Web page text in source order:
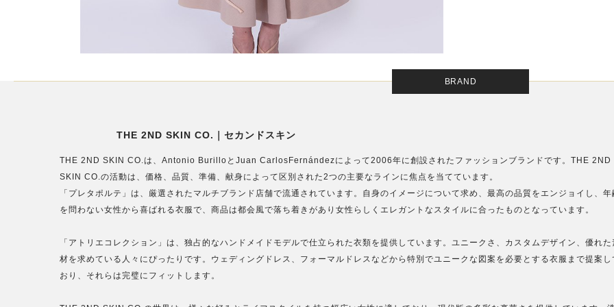
BRAND
THE 2ND SKIN CO.｜セカンドスキン
THE 2ND SKIN CO.は、Antonio BurilloとJuan CarlosFernándezによって2006年に創設されたファッションブランドです。THE 2ND
SKIN CO.の活動は、価格、品質、準備、献身によって区別された2つの主要なラインに焦点を当てています。
「プレタポルテ」は、厳選されたマルチブランド店舗で流通されています。自身のイメージについて求め、最高の品質をエンジョイし、年
を問わない女性から喜ばれる衣服で、商品は都会風で落ち着きがあり女性らしくエレガントなスタイルに合ったものとなっています。
「アトリエコレクション」は、独占的なハンドメイドモデルで仕立られた衣類を提供しています。ユニークさ、カスタムデザイン、優れた
材を求めている人々にぴったりです。ウェディングドレス、フォーマルドレスなどから特別でユニークな図案を必要とする衣服まで提案し
おり、それらは完璧にフィットします。